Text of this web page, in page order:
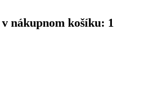
nákupnom košíku: 1